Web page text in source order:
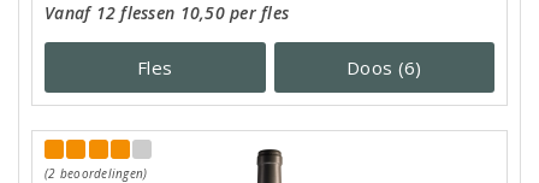
Vanaf 12 flessen 10,50 per fles
Fles Doos (6)
(2 beoordelingen)